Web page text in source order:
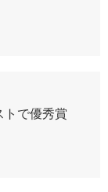
トで優秀賞